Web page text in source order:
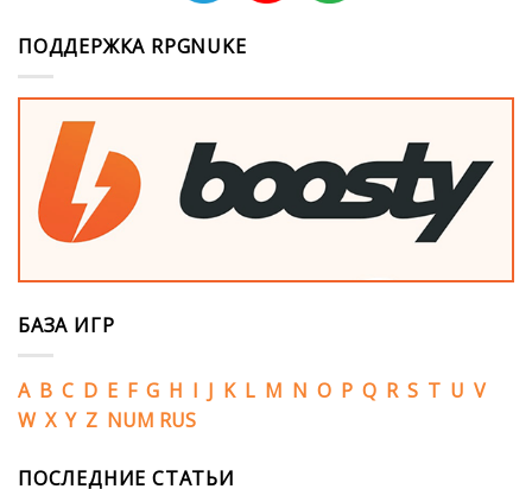
ПОДДЕРЖКА RPGNUKE
БАЗА ИГР
A B C D E F G H I J K L M N O P Q R S T U V
W X Y Z NUM RUS
ПОСЛЕДНИЕ СТАТЬИ